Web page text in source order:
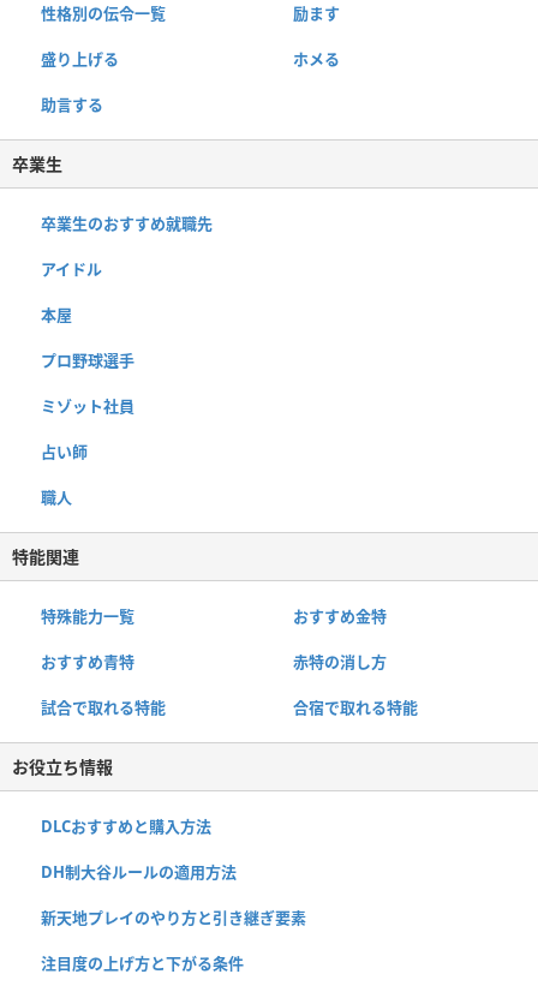
性格別の伝令一覧 励ます
盛り上げる ホメる
助言する
卒業生
卒業生のおすすめ就職先
アイドル
本屋
プロ野球選手
ミゾット社員
占い師
職人
特能関連
特殊能力一覧 おすすめ金特
おすすめ青特 赤特の消し方
試合で取れる特能 合宿で取れる特能
お役立ち情報
DLCおすすめと購入方法
DH制大谷ルールの適用方法
新天地プレイのやり方と引き継ぎ要素
注目度の上げ方と下がる条件